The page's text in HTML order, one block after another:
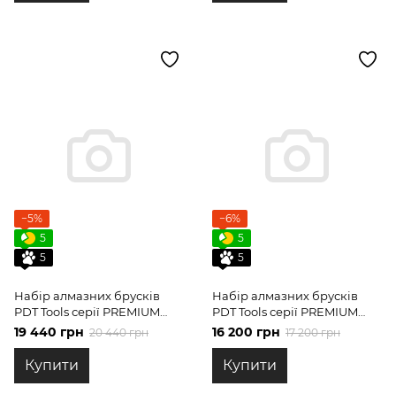
−5%
5
5
Набір алмазних брусків
PDT Tools серії PREMIUM
Bronze 6 шт.
19 440 грн 20 440 грн
Купити
−6%
5
5
Набір алмазних брусків
PDT Tools серії PREMIUM
Bronze 5 шт.
16 200 грн 17 200 грн
Купити